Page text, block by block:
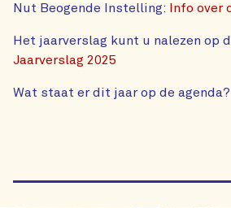
Nut Beogende Instelling: Info over
Het jaarverslag kunt u nalezen op
Jaarverslag 2025
Wat staat er dit jaar op de agenda?